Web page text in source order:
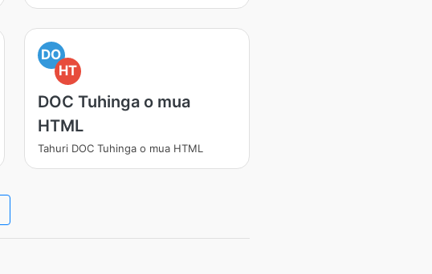
DO
HT
DOC Tuhinga o mua
HTML
Tahuri DOC Tuhinga o mua HTML